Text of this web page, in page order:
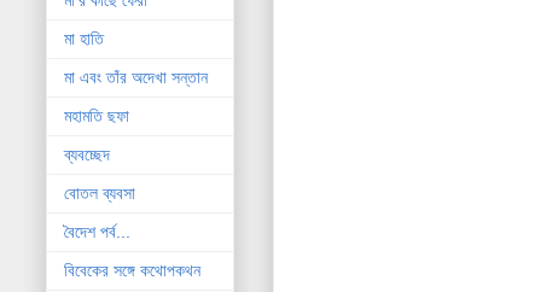
মা হাতি
মা এবং তাঁর অদেখা সন্তান
মহামতি ছফা
ব্যবচ্ছেদ
বোতল ব্যবসা
বৈদেশ পর্ব...
বিবেকের সঙ্গে কথোপকথন